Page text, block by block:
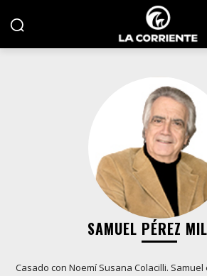
SAMUEL PÉREZ
Casado con Noemí Susana Colacilli.